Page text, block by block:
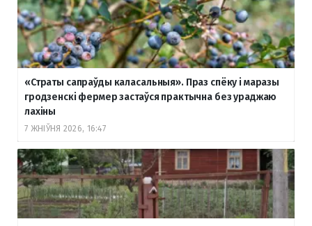
«Страты сапраўды каласальныя». Праз спёку і маразы
гродзенскі фермер застаўся практычна без ураджаю
лахіны
7 ЖНІЎНЯ 2026, 16:47